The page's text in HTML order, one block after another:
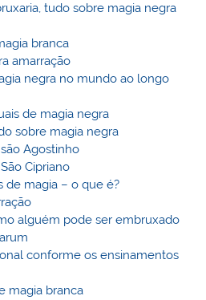
tudo sobre magia negra
branca
amarração
negra no mundo ao longo
de magia negra
sobre magia negra
Agostinho
Cipriano
de magia – o que é?
alguém pode ser embruxado
conforme os ensinamentos
magia branca